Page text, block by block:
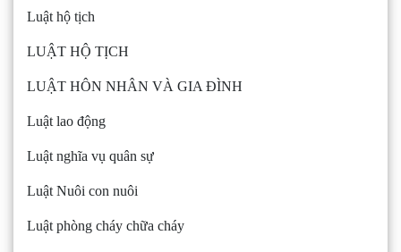
Luật hộ tịch
LUẬT HỘ TỊCH
LUẬT HÔN NHÂN VÀ GIA ĐÌNH
Luật lao động
Luật nghĩa vụ quân sự
Luật Nuôi con nuôi
Luật phòng cháy chữa cháy